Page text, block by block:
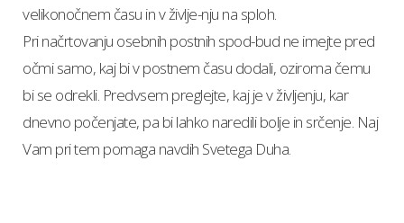
velikonočnem času in v življe-nju na sploh.
Pri načrtovanju osebnih postnih spod-bud ne imejte pred
očmi samo, kaj bi v postnem času dodali, oziroma čemu
bi se odrekli. Predvsem preglejte, kaj je v življenju, kar
dnevno počenjate, pa bi lahko naredili bolje in srčenje. Naj
Vam pri tem pomaga navdih Svetega Duha.